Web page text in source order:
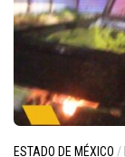
ESTADO DE MÉXICO /